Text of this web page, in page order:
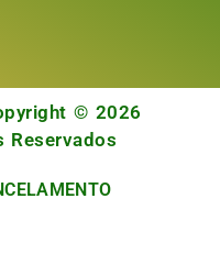
© 2026
Reservados